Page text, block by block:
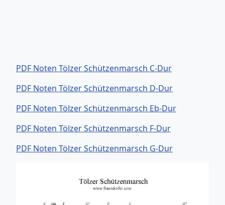
PDF Noten Tölzer Schützenmarsch C-Dur
PDF Noten Tölzer Schützenmarsch D-Dur
PDF Noten Tölzer Schützenmarsch Eb-Dur
PDF Noten Tölzer Schützenmarsch F-Dur
PDF Noten Tölzer Schützenmarsch G-Dur